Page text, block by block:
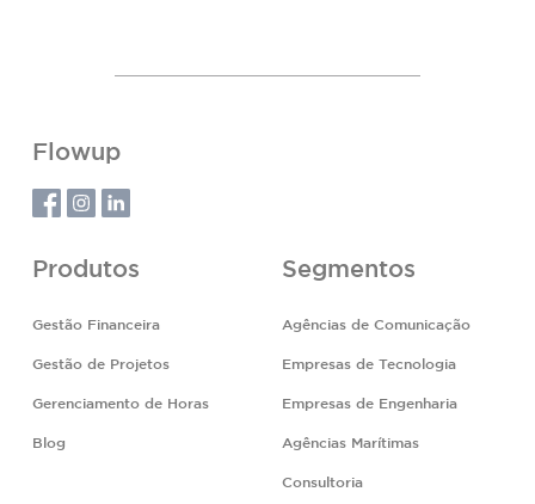
Flowup
Produtos
Gestão Financeira
Gestão de Projetos
Gerenciamento de Horas
Blog
Segmentos
Agências de Comunicação
Empresas de Tecnologia
Empresas de Engenharia
Agências Marítimas
Consultoria